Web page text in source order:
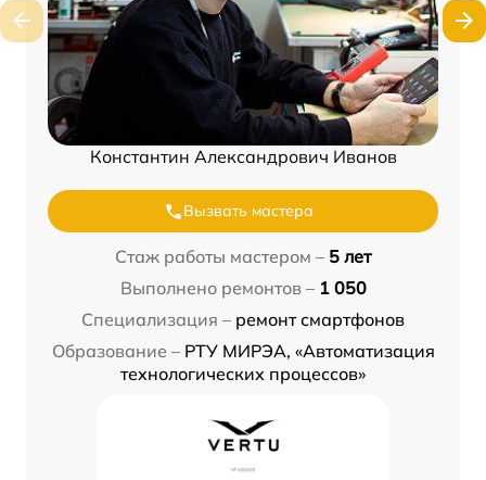
Константин Александрович Иванов
Вызвать мастера
Стаж работы мастером – 5 лет
Выполнено ремонтов – 1 050
Специализация – ремонт смартфонов
Образование – РТУ МИРЭА, «Автоматизация
технологических процессов»